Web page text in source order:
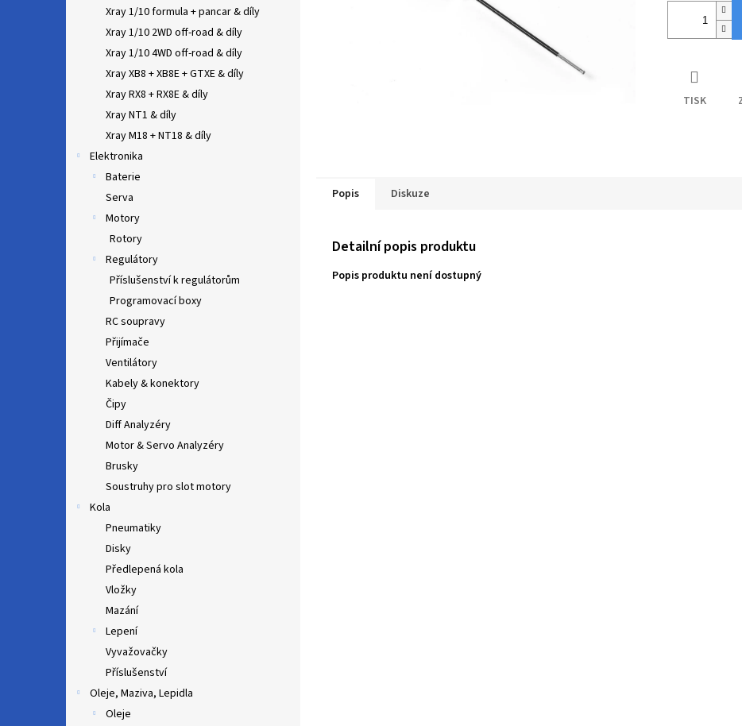
Xray 1/10 formula + pancar & díly
Xray 1/10 2WD off-road & díly
Xray 1/10 4WD off-road & díly
Xray XB8 + XB8E + GTXE & díly
Xray RX8 + RX8E & díly
Xray NT1 & díly
Xray M18 + NT18 & díly
Elektronika
Baterie
Serva
Motory
Rotory
Regulátory
Příslušenství k regulátorům
Programovací boxy
RC soupravy
Přijímače
Ventilátory
Kabely & konektory
Čipy
Diff Analyzéry
Motor & Servo Analyzéry
Brusky
Soustruhy pro slot motory
Kola
Pneumatiky
Disky
Předlepená kola
Vložky
Mazání
Lepení
Vyvažovačky
Příslušenství
Oleje, Maziva, Lepidla
Oleje
TISK
Popis Diskuze
Detailní popis produktu
Popis produktu není dostupný